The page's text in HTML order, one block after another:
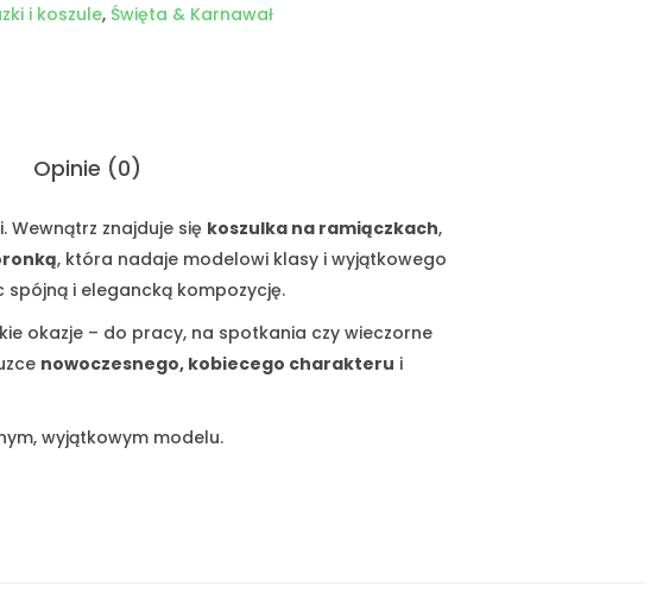
i koszule, Święta & Karnawał
Opinie (0)
Wewnątrz znajduje się koszulka na ramiączkach,
, która nadaje modelowi klasy i wyjątkowego
i elegancką kompozycję.
okazje – do pracy, na spotkania czy wieczorne
nowoczesnego, kobiecego charakteru i
wyjątkowym modelu.